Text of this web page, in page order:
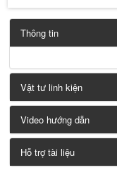
Thông tin
Vật tư linh kiện
Video hướng dẫn
Hỗ trợ tài liệu